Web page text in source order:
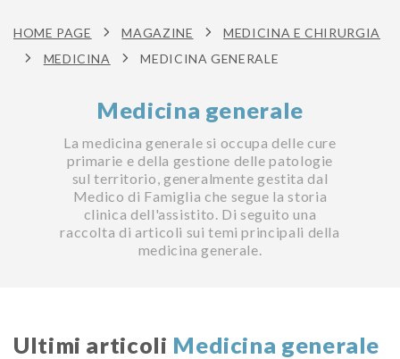
HOME PAGE MAGAZINE
MEDICINA E CHIRURGIA
MEDICINA
MEDICINA GENERALE
Medicina generale
La medicina generale si occupa delle cure
primarie e della gestione delle patologie
sul territorio, generalmente gestita dal
Medico di Famiglia che segue la storia
clinica dell'assistito. Di seguito una
raccolta di articoli sui temi principali della
medicina generale.
Ultimi articoli Medicina generale